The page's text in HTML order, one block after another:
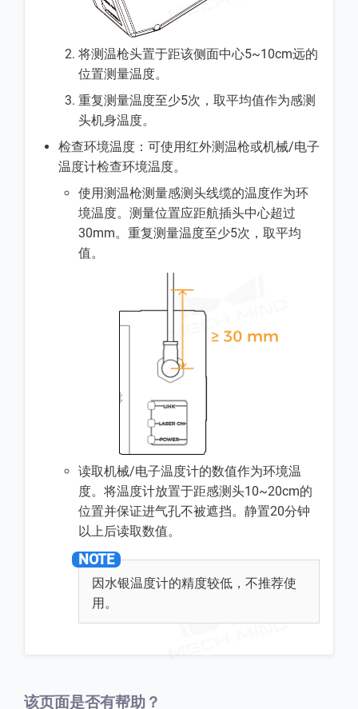
将测温枪头置于距该侧面中心5~10cm远的
位置测量温度。
重复测量温度至少5次，取平均值作为感测
头机身温度。
检查环境温度：可使用红外测温枪或机械/电子
温度计检查环境温度。
使用测温枪测量感测头线缆的温度作为环
境温度。测量位置应距航插头中心超过
30mm。重复测量温度至少5次，取平均
值。
读取机械/电子温度计的数值作为环境温
度。将温度计放置于距感测头10~20cm的
位置并保证进气孔不被遮挡。静置20分钟
以上后读取数值。
因水银温度计的精度较低，不推荐使
用。
该页面是否有帮助？